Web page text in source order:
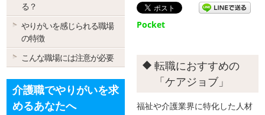
Pocket
転職におすすめの
「ケアジョブ」
福祉や介護業界に特化した人材
る？
やりがいを感じられる職場
の特徴
こんな職場には注意が必要
介護職でやりがいを求
めるあなたへ